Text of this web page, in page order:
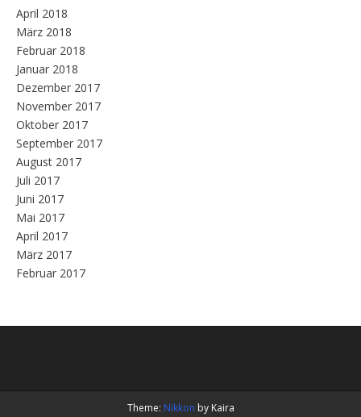
April 2018
März 2018
Februar 2018
Januar 2018
Dezember 2017
November 2017
Oktober 2017
September 2017
August 2017
Juli 2017
Juni 2017
Mai 2017
April 2017
März 2017
Februar 2017
Theme: Nikkon by Kaira